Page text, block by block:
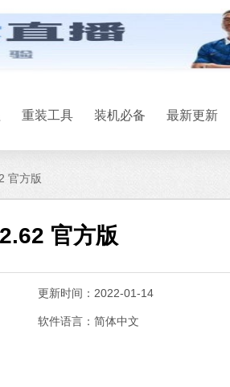
重装工具 装机必备 最新更新
官方版
官方版
更新时间：2022-01-14
软件语言：简体中文